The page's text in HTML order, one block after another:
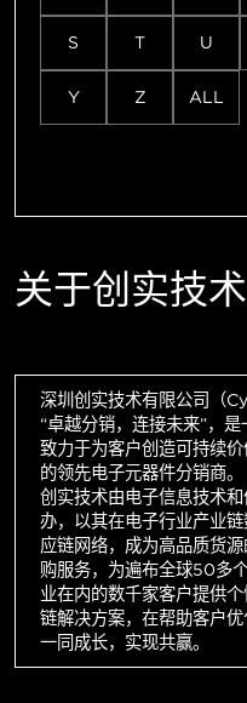
S T U
Y Z ALL
关于创实技术
深圳创实技术有限公司（
“卓越分销，连接未来”，
致力于为客户创造可持续
的领先电子元器件分销商。
创实技术由电子信息技术
办，以其在电子行业产业
应链网络，成为高品质货
购服务，为遍布全球50多
业在内的数千家客户提供
链解决方案，在帮助客户
一同成长，实现共赢。